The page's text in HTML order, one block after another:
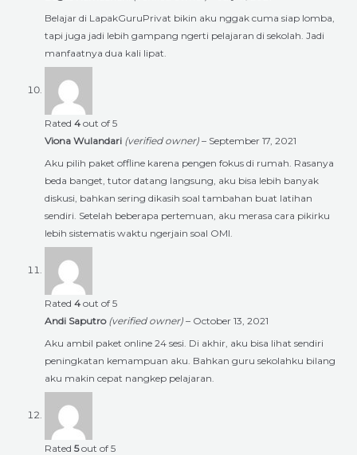
Belajar di LapakGuruPrivat bikin aku nggak cuma siap lomba,
tapi juga jadi lebih gampang ngerti pelajaran di sekolah. Jadi
manfaatnya dua kali lipat.
Rated 4 out of 5
Viona Wulandari (verified owner) – September 17, 2021
Aku pilih paket offline karena pengen fokus di rumah. Rasanya
beda banget, tutor datang langsung, aku bisa lebih banyak
diskusi, bahkan sering dikasih soal tambahan buat latihan
sendiri. Setelah beberapa pertemuan, aku merasa cara pikirku
lebih sistematis waktu ngerjain soal OMI.
Rated 4 out of 5
Andi Saputro (verified owner) – October 13, 2021
Aku ambil paket online 24 sesi. Di akhir, aku bisa lihat sendiri
peningkatan kemampuan aku. Bahkan guru sekolahku bilang
aku makin cepat nangkep pelajaran.
Rated 5out of 5